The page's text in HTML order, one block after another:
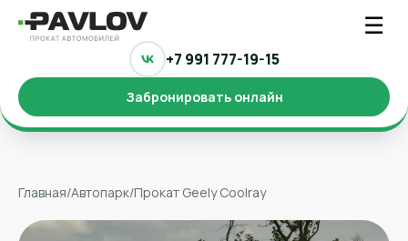
☰
+7 991 777-19-15
Забронировать онлайн
Главная/Автопарк/Прокат Geely Coolray